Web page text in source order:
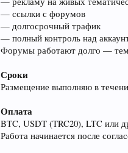
— ссылки с форумов
— долгосрочный трафик
— полный контроль над
Форумы работают долго —
Сроки
Размещение выполняю в
Оплата
BTC, USDT (TRC20), LTC или
Работа начинается после